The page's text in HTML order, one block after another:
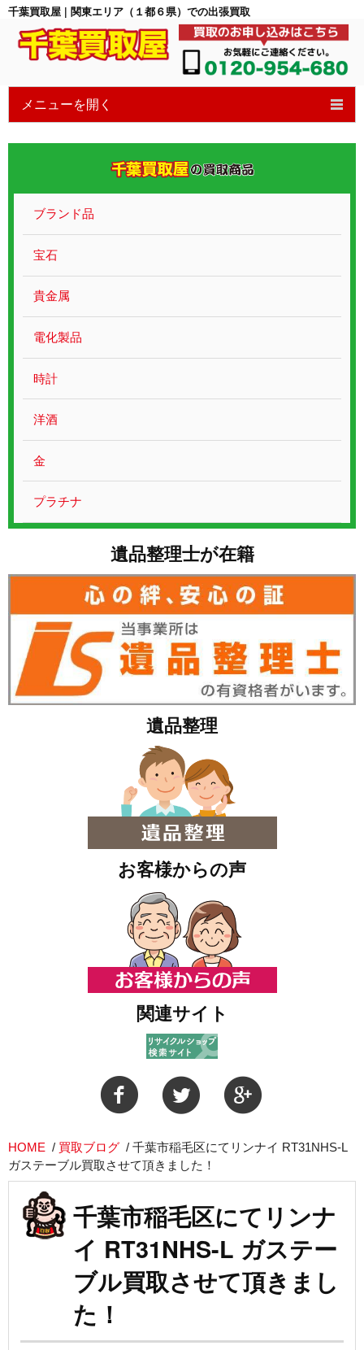
千葉買取屋 | 関東エリア（１都６県）での出張買取
メニューを開く
買取の流れ
買取ブログ
貴金属ブランド
遺品整理
お問い合わせ
ブランド品
宝石
貴金属
電化製品
時計
洋酒
金
プラチナ
遺品整理士が在籍
遺品整理
お客様からの声
関連サイト
HOME / 買取ブログ / 千葉市稲毛区にてリンナイ RT31NHS-L
ガステーブル買取させて頂きました！
千葉市稲毛区にてリンナ
イ RT31NHS-L ガステー
ブル買取させて頂きまし
た！